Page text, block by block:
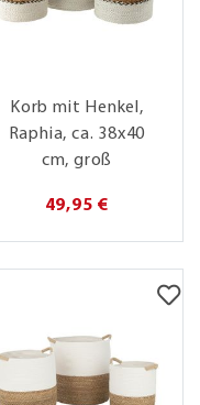
Korb mit Henkel,
Raphia, ca. 38x40
cm, groß
49,95 €